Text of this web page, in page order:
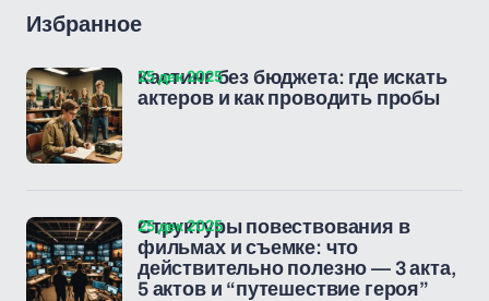
Избранное
Кастинг без бюджета: где искать
актеров и как проводить пробы
25 дек 2025
Структуры повествования в
фильмах и съемке: что
действительно полезно — 3 акта,
5 актов и “путешествие героя”
25 дек 2025